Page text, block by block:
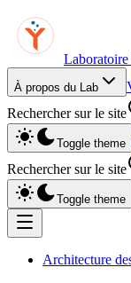
À propos du Lab
Rechercher sur le site
Toggle theme
Rechercher sur le site
Toggle theme
Architecture